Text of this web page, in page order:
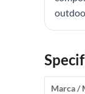
Marca /